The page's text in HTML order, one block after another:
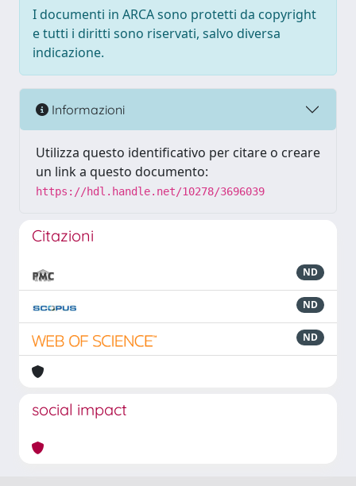
I documenti in ARCA sono protetti da copyright
e tutti i diritti sono riservati, salvo diversa
indicazione.
Informazioni
Utilizza questo identificativo per citare o creare
un link a questo documento:
https://hdl.handle.net/10278/3696039
Citazioni
ND
ND
ND
social impact